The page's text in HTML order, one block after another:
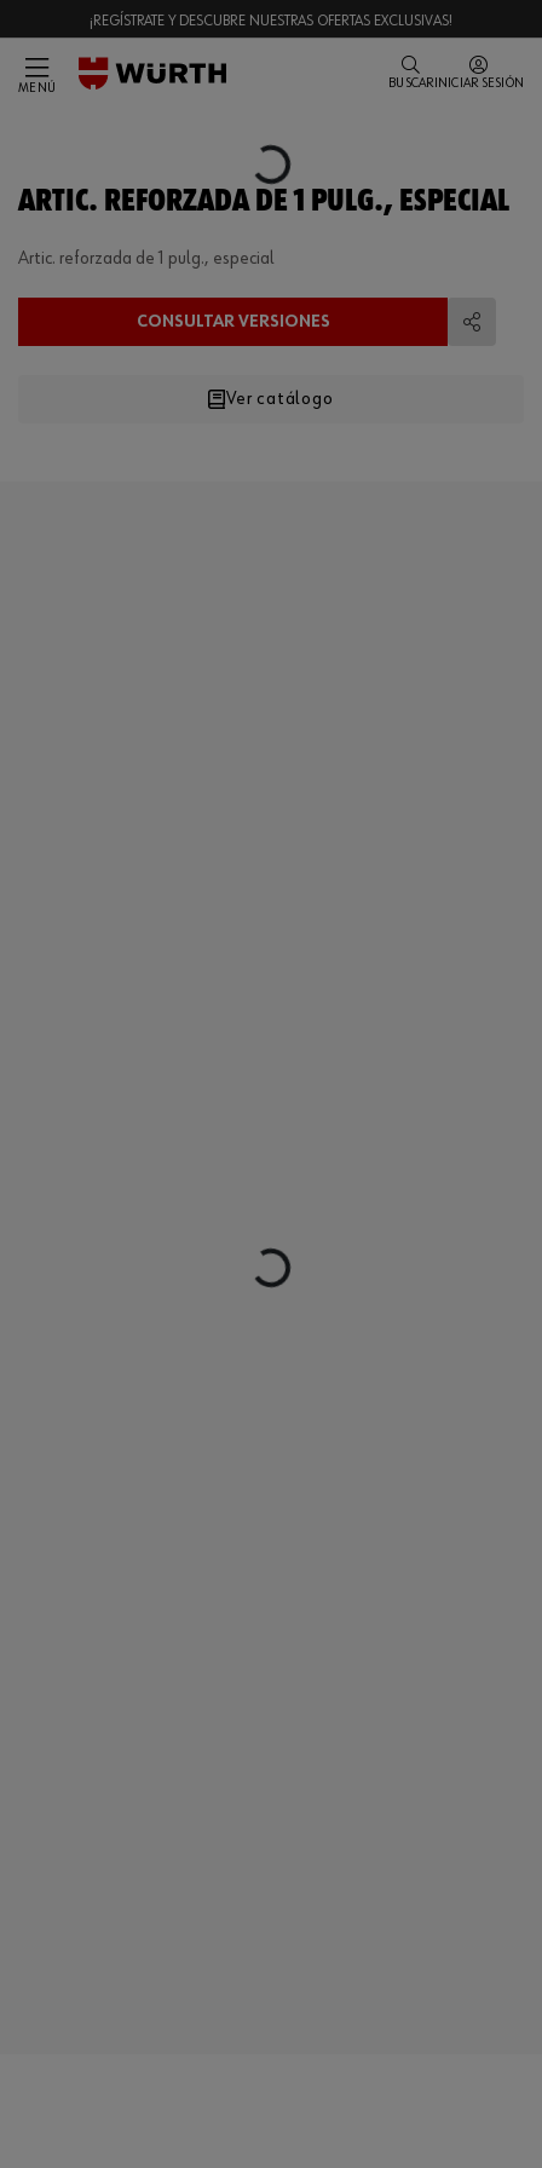
¡REGÍSTRATE Y DESCUBRE NUESTRAS OFERTAS EXCLUSIVAS!
MENÚ BUSCAR INICIAR SESIÓN
Loading...
ARTIC. REFORZADA DE 1 PULG., ESPECIAL
Artic. reforzada de 1 pulg., especial
CONSULTAR VERSIONES
Ver catálogo